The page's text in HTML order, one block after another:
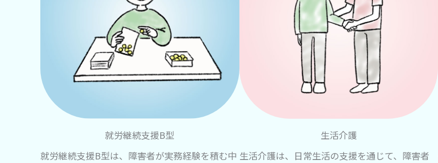
就労継続支援B型
就労継続支援B型は、障害者が実務経験を積む中
生活介護
生活介護は、日常生活の支援を通じて、障害者